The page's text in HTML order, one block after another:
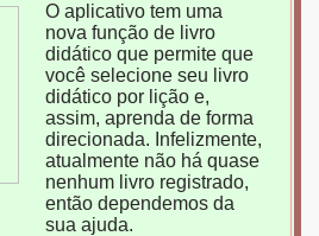
O aplicativo tem uma
nova função de livro
didático que permite que
você selecione seu livro
didático por lição e,
assim, aprenda de forma
direcionada. Infelizmente,
atualmente não há quase
nenhum livro registrado,
então dependemos da
sua ajuda.